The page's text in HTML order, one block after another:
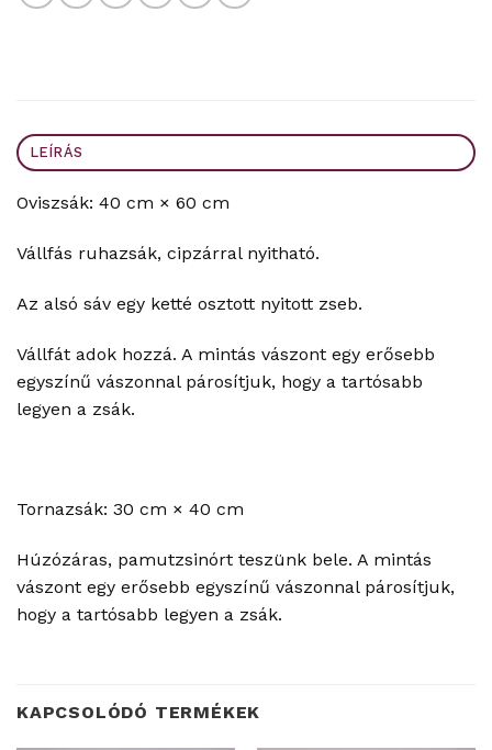
LEÍRÁS
Oviszsák: 40 cm × 60 cm
Vállfás ruhazsák, cipzárral nyitható.
Az alsó sáv egy ketté osztott nyitott zseb.
Vállfát adok hozzá. A mintás vászont egy erősebb
egyszínű vászonnal párosítjuk, hogy a tartósabb
legyen a zsák.
Tornazsák: 30 cm × 40 cm
Húzózáras, pamutzsinórt teszünk bele. A mintás
vászont egy erősebb egyszínű vászonnal párosítjuk,
hogy a tartósabb legyen a zsák.
KAPCSOLÓDÓ TERMÉKEK